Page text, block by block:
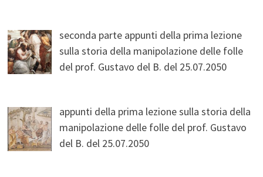
seconda parte appunti della prima lezione
sulla storia della manipolazione delle folle
del prof. Gustavo del B. del 25.07.2050
appunti della prima lezione sulla storia della
manipolazione delle folle del prof. Gustavo
del B. del 25.07.2050